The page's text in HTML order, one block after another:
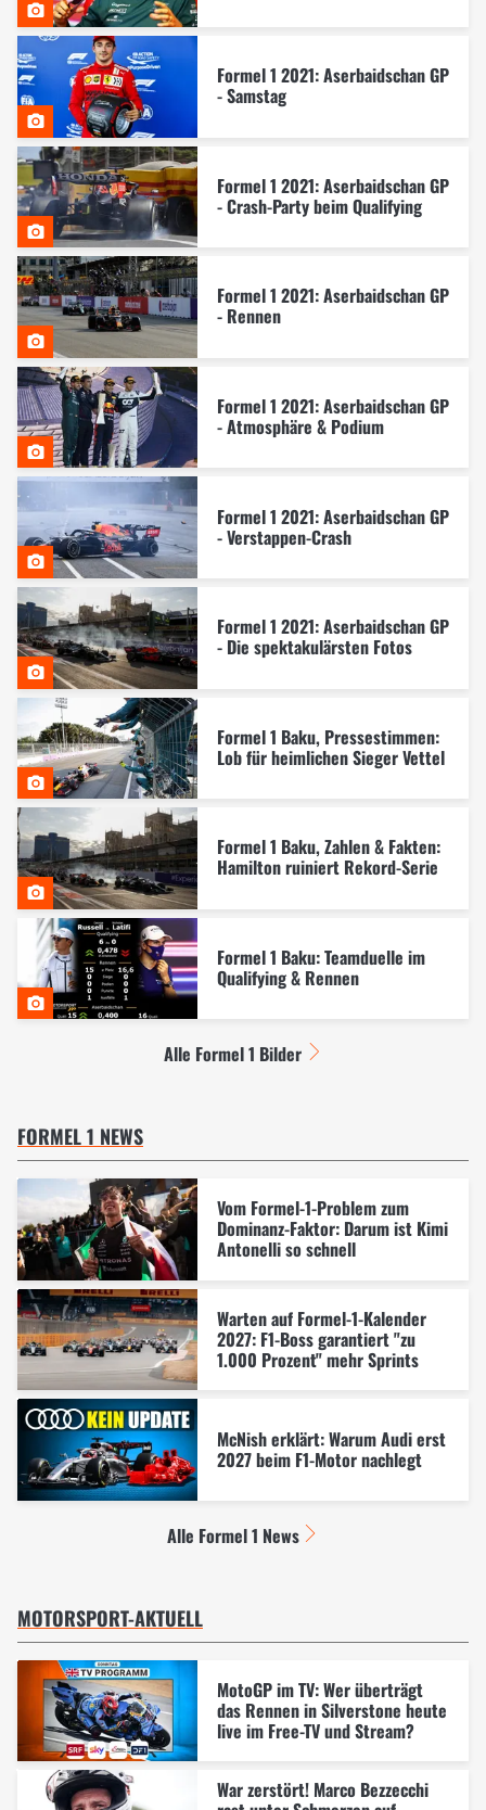
Formel 1 2021: Aserbaidschan GP
- Samstag
Formel 1 2021: Aserbaidschan GP
- Crash-Party beim Qualifying
Formel 1 2021: Aserbaidschan GP
- Rennen
Formel 1 2021: Aserbaidschan GP
- Atmosphäre & Podium
Formel 1 2021: Aserbaidschan GP
- Verstappen-Crash
Formel 1 2021: Aserbaidschan GP
- Die spektakulärsten Fotos
Formel 1 Baku, Pressestimmen:
Lob für heimlichen Sieger Vettel
Formel 1 Baku, Zahlen & Fakten:
Hamilton ruiniert Rekord-Serie
Formel 1 Baku: Teamduelle im
Qualifying & Rennen
Alle Formel 1 Bilder
FORMEL 1 NEWS
Vom Formel-1-Problem zum
Dominanz-Faktor: Darum ist Kimi
Antonelli so schnell
Warten auf Formel-1-Kalender
2027: F1-Boss garantiert "zu
1.000 Prozent" mehr Sprints
McNish erklärt: Warum Audi erst
2027 beim F1-Motor nachlegt
Alle Formel 1 News
MOTORSPORT-AKTUELL
MotoGP im TV: Wer überträgt
das Rennen in Silverstone heute
live im Free-TV und Stream?
War zerstört! Marco Bezzecchi